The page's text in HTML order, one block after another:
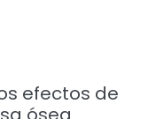
efectos de